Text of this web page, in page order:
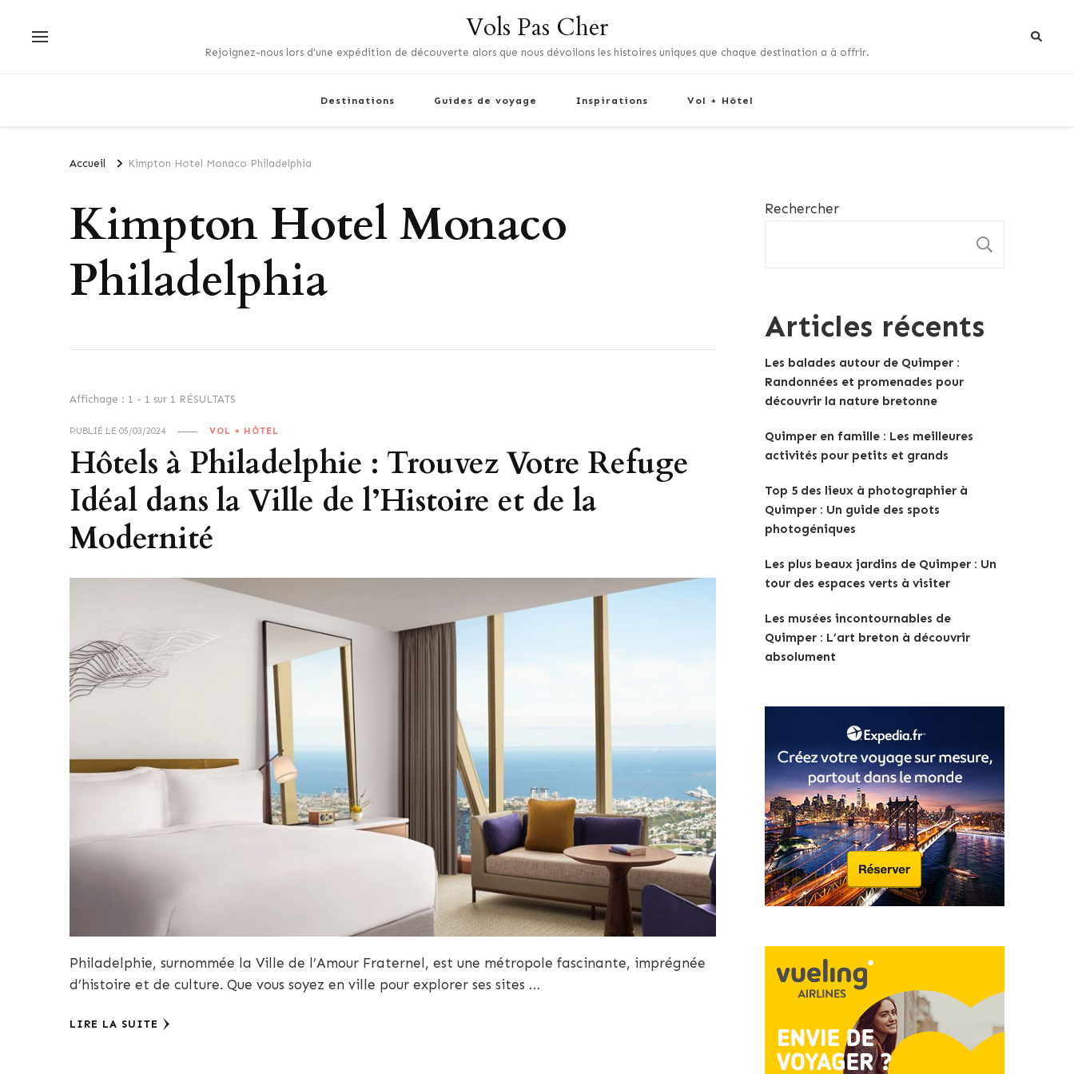
Vols Pas Cher
Rejoignez-nous lors d'une expédition de découverte alors que nous dévoilons les histoires uniques que chaque destination a à offrir.
Destinations Guides de voyage Inspirations Vol + Hôtel
Accueil Kimpton Hotel Monaco Philadelphia
Kimpton Hotel Monaco
Philadelphia
Affichage : 1 - 1 sur 1 RÉSULTATS
PUBLIÉ LE 05/03/2024 VOL + HÔTEL
Hôtels à Philadelphie : Trouvez Votre Refuge
Idéal dans la Ville de l’Histoire et de la
Modernité
Philadelphie, surnommée la Ville de l’Amour Fraternel, est une métropole fascinante, imprégnée
d’histoire et de culture. Que vous soyez en ville pour explorer ses sites …
LIRE LA SUITE
Rechercher
Articles récents
Les balades autour de Quimper :
Randonnées et promenades pour
découvrir la nature bretonne
Quimper en famille : Les meilleures
activités pour petits et grands
Top 5 des lieux à photographier à
Quimper : Un guide des spots
photogéniques
Les plus beaux jardins de Quimper : Un
tour des espaces verts à visiter
Les musées incontournables de
Quimper : L’art breton à découvrir
absolument